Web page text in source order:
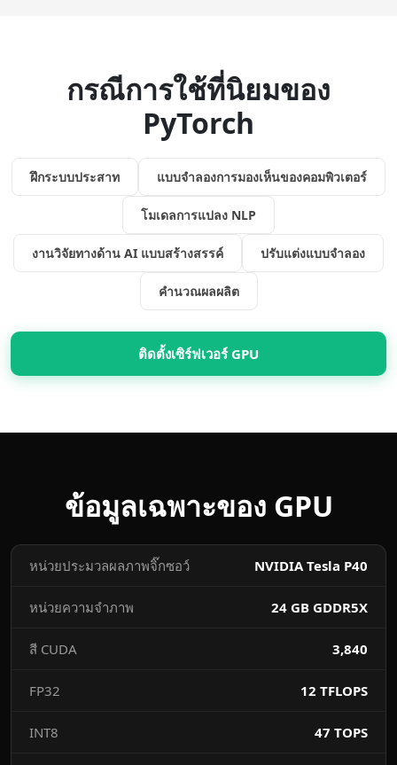
กรณีการใช้ที่นิยมของ
PyTorch
ฝึกระบบประสาท แบบจำลองการมองเห็นของคอมพิวเตอร์
โมเดลการแปลง NLP
งานวิจัยทางด้าน AI แบบสร้างสรรค์ ปรับแต่งแบบจำลอง
คำนวณผลผลิต
ติดตั้งเซิร์ฟเวอร์ GPU
ข้อมูลเฉพาะของ GPU
หน่วยประมวลผลภาพจิ๊กซอว์ NVIDIA Tesla P40
หน่วยความจำภาพ 24 GB GDDR5X
สี CUDA 3,840
FP32 12 TFLOPS
INT8 47 TOPS